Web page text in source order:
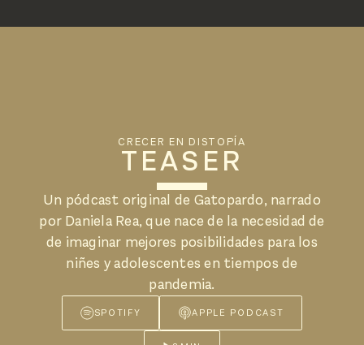
CRECER EN DISTOPÍA
TEASER
Un pódcast original de Gatopardo, narrado
por Daniela Rea, que nace de la necesidad de
de imaginar mejores posibilidades para los
niñes y adolescentes en tiempos de
pandemia.
SPOTIFY APPLE PODCAST